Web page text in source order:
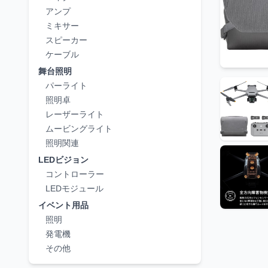
アンプ
ミキサー
スピーカー
ケーブル
舞台照明
パーライト
照明卓
レーザーライト
ムービングライト
照明関連
LEDビジョン
コントローラー
LEDモジュール
イベント用品
照明
発電機
その他